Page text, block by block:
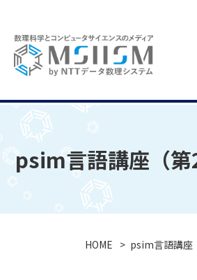
psim言語講座（第
HOME psim言語講座